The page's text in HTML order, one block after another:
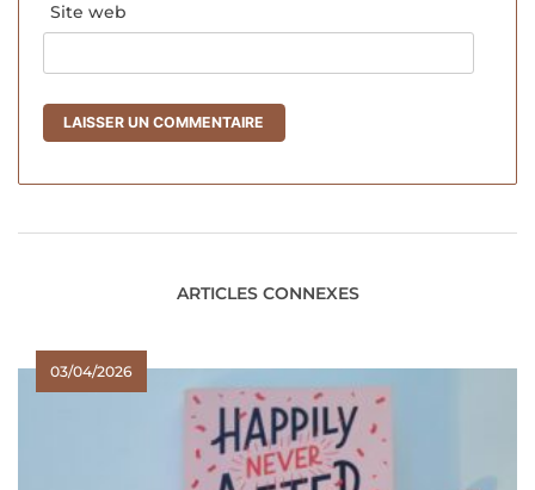
Site web
ARTICLES CONNEXES
03/04/2026